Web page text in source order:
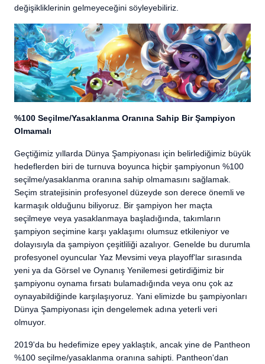
değişikliklerinin gelmeyeceğini söyleyebiliriz.
%100 Seçilme/Yasaklanma Oranına Sahip Bir Şampiyon
Olmamalı
Geçtiğimiz yıllarda Dünya Şampiyonası için belirlediğimiz büyük
hedeflerden biri de turnuva boyunca hiçbir şampiyonun %100
seçilme/yasaklanma oranına sahip olmamasını sağlamak.
Seçim stratejisinin profesyonel düzeyde son derece önemli ve
karmaşık olduğunu biliyoruz. Bir şampiyon her maçta
seçilmeye veya yasaklanmaya başladığında, takımların
şampiyon seçimine karşı yaklaşımı olumsuz etkileniyor ve
dolayısıyla da şampiyon çeşitliliği azalıyor. Genelde bu durumla
profesyonel oyuncular Yaz Mevsimi veya playoff'lar sırasında
yeni ya da Görsel ve Oynanış Yenilemesi getirdiğimiz bir
şampiyonu oynama fırsatı bulamadığında veya onu çok az
oynayabildiğinde karşılaşıyoruz. Yani elimizde bu şampiyonları
Dünya Şampiyonası için dengelemek adına yeterli veri
olmuyor.
2019'da bu hedefimize epey yaklaştık, ancak yine de Pantheon
%100 seçilme/yasaklanma oranına sahipti. Pantheon'dan